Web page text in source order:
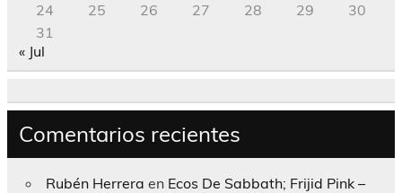
24
25 26 27 28 29
30
31
« Jul
Comentarios recientes
Rubén Herrera en Ecos De Sabbath; Frijid Pink –